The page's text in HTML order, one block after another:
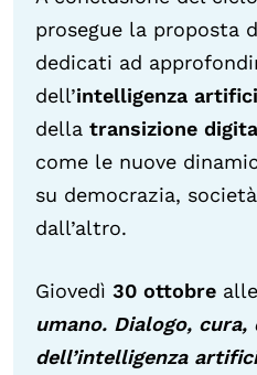
prosegue la proposta
dedicati ad
dell’intelligenza
della transizione
come le nuove
su democrazia,
dall’altro.
Giovedì 30 ottobre
umano. Dialogo,
dell’intelligenza